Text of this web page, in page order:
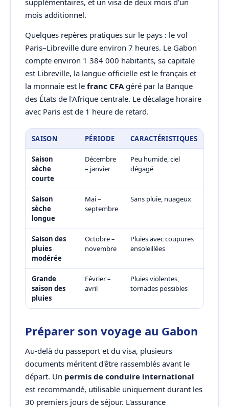
supplémentaires, et un visa de deux mois d'un
mois additionnel.
Quelques repères pratiques sur le pays : le vol
Paris–Libreville dure environ 7 heures. Le Gabon
compte environ 1 384 000 habitants, sa capitale
est Libreville, la langue officielle est le français et
la monnaie est le franc CFAgéré par la Banque
des États de l'Afrique centrale. Le décalage horaire
avec Paris est de 1 heure de retard.
SAISON PÉRIODE CARACTÉRISTIQUES
Saison
sèche
courte
Décembre
– janvier
Peu humide, ciel
dégagé
Saison
sèche
longue
Mai –
septembre
Sans pluie, nuageux
Saison des
pluies
modérée
Octobre –
novembre
Pluies avec coupures
ensoleillées
Grande
saison des
pluies
Février –
avril
Pluies violentes,
tornades possibles
Préparer son voyage au Gabon
Au-delà du passeport et du visa, plusieurs
documents méritent d'être rassemblés avant le
départ. Un permis de conduire international
est recommandé, utilisable uniquement durant les
30 premiers jours de séjour. L'assurance